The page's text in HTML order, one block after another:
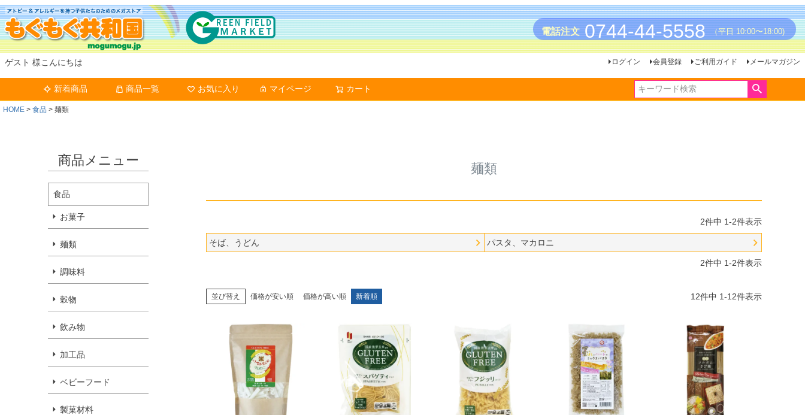
電話注文 0744-44-5558 （平日 10:00〜18:00)
ゲスト 様こんにちは ログイン 会員登録 ご利用ガイド メールマガジン
新着商品 商品一覧 お気に入り マイページ カート
HOME 食品 麺類
商品メニュー
食品
お菓子
麺類
調味料
穀物
飲み物
加工品
ベビーフード
製菓材料
麺類
2件中 1-2件表示
そば、うどん パスタ、マカロニ
2件中 1-2件表示
並び替え 価格が安い順 価格が高い順 新着順 12件中 1-12件表示